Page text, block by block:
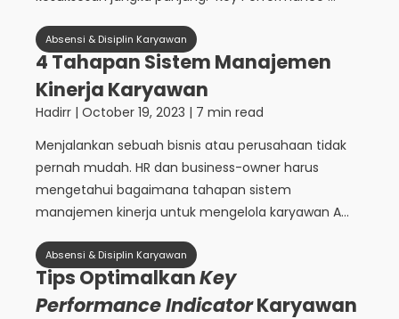
Absensi & Disiplin Karyawan
4 Tahapan Sistem Manajemen
Kinerja Karyawan
Hadirr | October 19, 2023 | 7 min read
Menjalankan sebuah bisnis atau perusahaan tidak
pernah mudah. HR dan business-owner harus
mengetahui bagaimana tahapan sistem
manajemen kinerja untuk mengelola karyawan A...
Absensi & Disiplin Karyawan
Tips OptimalkanKey
Performance IndicatorKaryawan